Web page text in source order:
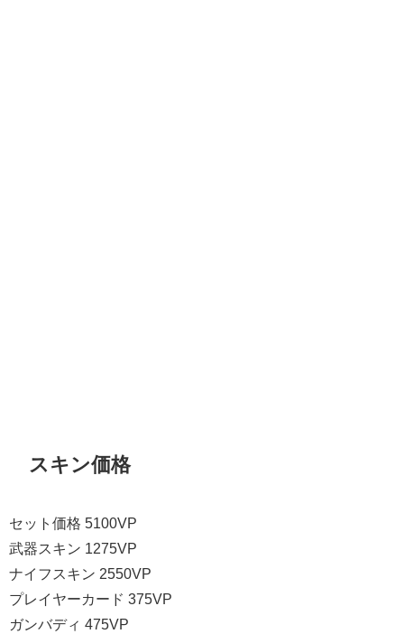
スキン価格
セット価格 5100VP
武器スキン 1275VP
ナイフスキン 2550VP
プレイヤーカード 375VP
ガンバディ 475VP